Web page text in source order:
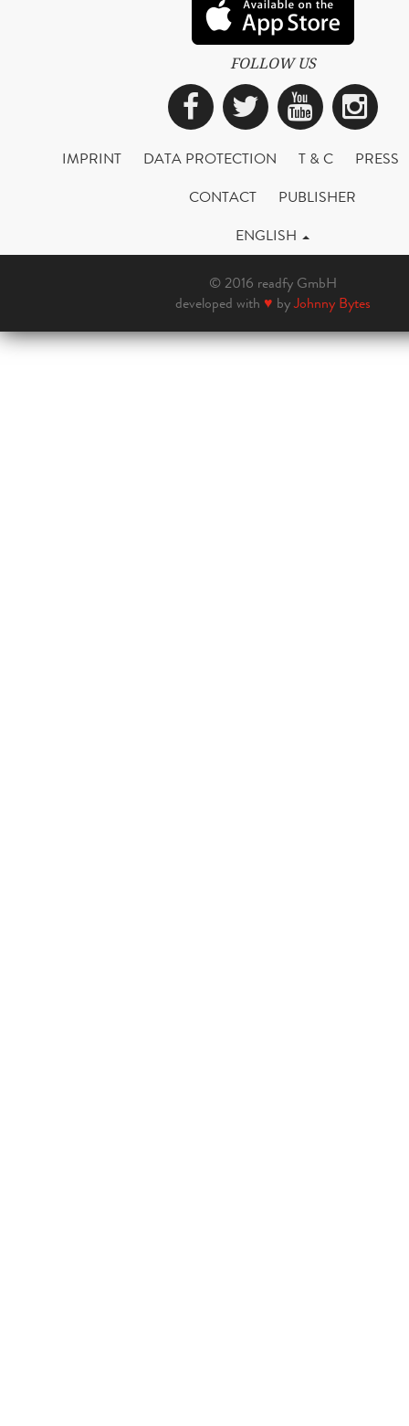
FOLLOW US
Facebook
Twitter
IMPRINT DATA PROTECTION T & C
PRESS
CONTACT
PUBLISHER
ENGLISH
© 2016 readfy GmbH
developed with ♥ byJohnny Bytes